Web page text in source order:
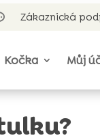
Zákaznická
Kočka Můj